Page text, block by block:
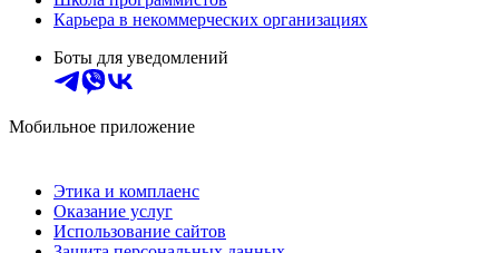
Карьера в некоммерческих организациях
Боты для уведомлений
Мобильное приложение
Этика и комплаенс
Оказание услуг
Использование сайтов